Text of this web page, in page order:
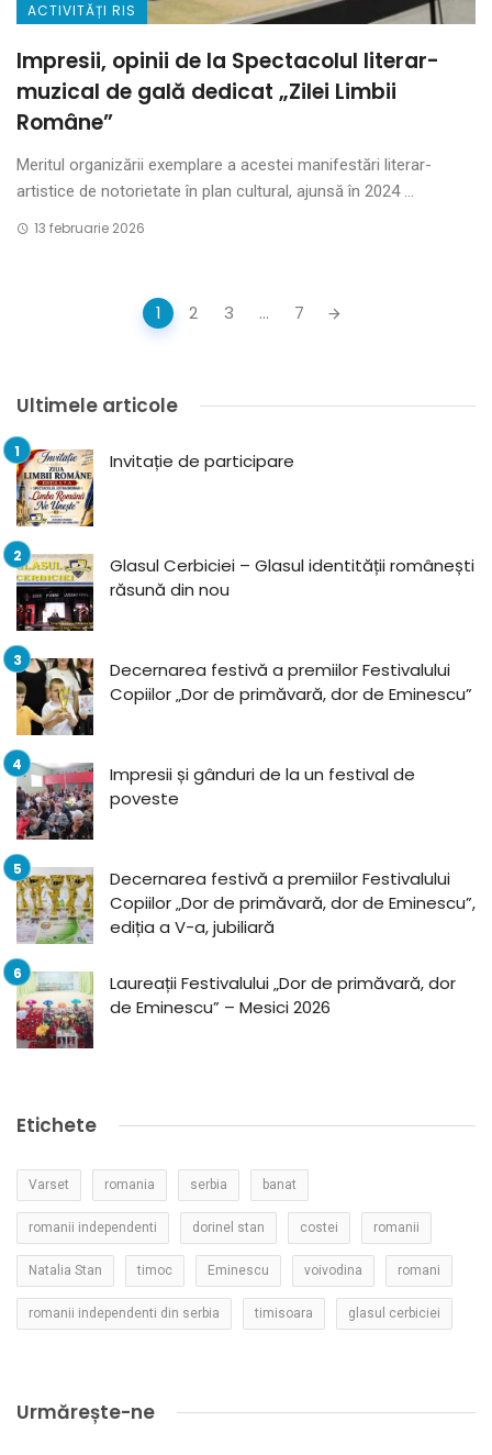
ACTIVITĂȚI RIS
Impresii, opinii de la Spectacolul literar-
muzical de gală dedicat „Zilei Limbii
Române”
Meritul organizării exemplare a acestei manifestări literar-
artistice de notorietate în plan cultural, ajunsă în 2024 ...
13 februarie 2026
1 2 3 ... 7
Ultimele articole
Invitație de participare
Glasul Cerbiciei – Glasul identității românești
răsună din nou
Decernarea festivă a premiilor Festivalului
Copiilor „Dor de primăvară, dor de Eminescu”
Impresii și gânduri de la un festival de
poveste
Decernarea festivă a premiilor Festivalului
Copiilor „Dor de primăvară, dor de Eminescu”,
ediția a V-a, jubiliară
Laureații Festivalului „Dor de primăvară, dor
de Eminescu” – Mesici 2026
Etichete
Varset romania serbia banat
romanii independenti dorinel stan costei romanii
Natalia Stan timoc Eminescu voivodina romani
romanii independenti din serbia timisoara glasul cerbiciei
Urmărește-ne